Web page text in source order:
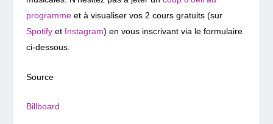
programmeet à visualiser vos 2 cours gratuits (sur
Spotifyet Instagram) en vous inscrivant via le formulaire
ci-dessous.
Source
Billboard